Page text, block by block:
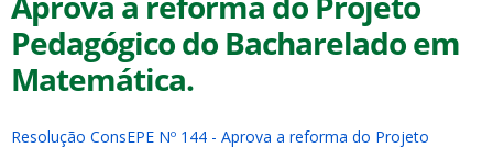
Pedagógico do Bacharelado em
Matemática.
Resolução ConsEPE Nº 144 - Aprova a reforma do Projeto